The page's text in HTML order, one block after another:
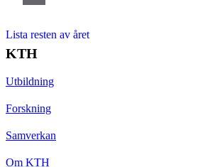
Lista resten av året
KTH
Utbildning
Forskning
Samverkan
Om KTH